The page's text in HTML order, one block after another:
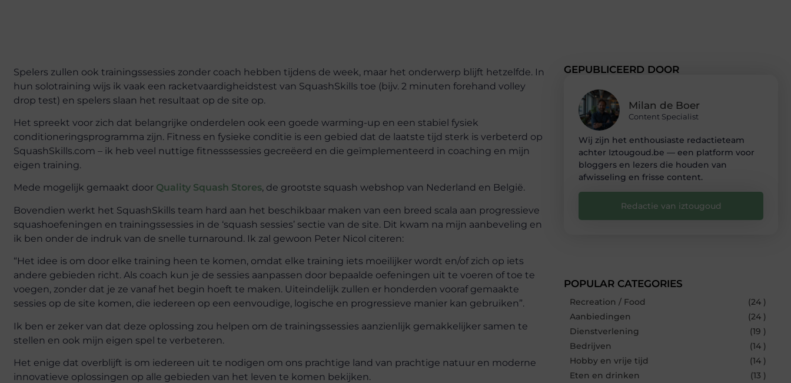
Spelers zullen ook trainingssessies zonder coach hebben tijdens de week, maar het onderwerp blijft hetzelfde. In
hun solotraining wijs ik vaak een racketvaardigheidstest van SquashSkills toe (bijv. 2 minuten forehand volley
drop test) en spelers slaan het resultaat op de site op.
Het spreekt voor zich dat belangrijke onderdelen ook een goede warming-up en een stabiel fysiek
conditioneringsprogramma zijn. Fitness en fysieke conditie is een gebied dat de laatste tijd sterk is verbeterd op
SquashSkills.com – ik heb veel nuttige fitnesssessies gecreëerd en die geïmplementeerd in coaching en mijn
eigen training.
Mede mogelijk gemaakt door Quality Squash Stores, de grootste squash webshop van Nederland en België.
Bovendien werkt het SquashSkills team hard aan het beschikbaar maken van een breed scala aan progressieve
squashoefeningen en trainingssessies in de ‘squash sessies’ sectie van de site. Dit kwam na mijn aanbeveling en
ik ben onder de indruk van de snelle turnaround. Ik zal gewoon Peter Nicol citeren:
“Het idee is om door elke training heen te komen, omdat elke training iets moeilijker wordt en/of zich op iets
andere gebieden richt. Als coach kun je de sessies aanpassen door bepaalde oefeningen uit te voeren of toe te
voegen, zonder dat je ze vanaf het begin hoeft te maken. Uiteindelijk zullen er honderden vooraf gemaakte
sessies op de site komen, die iedereen op een eenvoudige, logische en progressieve manier kan gebruiken”.
Ik ben er zeker van dat deze oplossing zou helpen om de trainingssessies aanzienlijk gemakkelijker samen te
stellen en ook mijn eigen spel te verbeteren.
Het enige dat overblijft is om iedereen uit te nodigen om ons prachtige land van prachtige natuur en moderne
innovatieve oplossingen op alle gebieden van het leven te komen bekijken.
GEPUBLICEERD DOOR
Milan de Boer
Content Specialist
Wij zijn het enthousiaste redactieteam
achter Iztougoud.be — een platform voor
bloggers en lezers die houden van
afwisseling en frisse content.
Redactie van iztougoud
POPULAR CATEGORIES
Recreation / Food
(24 )
Aanbiedingen
(24 )
Dienstverlening
(19 )
Bedrijven
(14 )
Hobby en vrije tijd
(14 )
Eten en drinken
(13 )